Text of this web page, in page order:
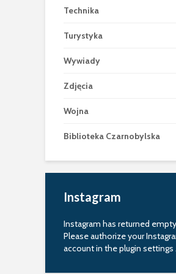
Technika
Turystyka
Wywiady
Zdjęcia
Wojna
Biblioteka Czarnobylska
Instagram
Instagram has returned
Please authorize your
account in theplugin settings .